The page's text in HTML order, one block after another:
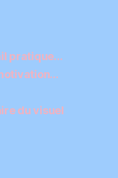
pratique…
du visuel